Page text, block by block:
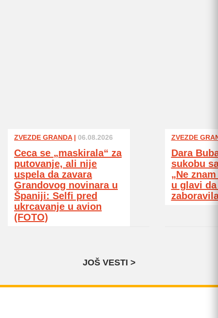
ZVEZDE GRANDA| 06.08.2026
Ceca se „maskirala“ za
putovanje, ali nije
uspela da zavara
Grandovog novinara u
Španiji: Selfi pred
ukrcavanje u avion
(FOTO)
ZVEZDE
Dara
sukobu
„Ne
u glavi
JOŠ VESTI >